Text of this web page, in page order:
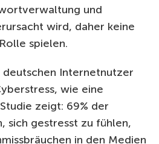
und
wird, daher keine
spielen.
Internetnutzer
wie eine
zeigt: 69% der
sich gestresst zu fühlen,
in den Medien